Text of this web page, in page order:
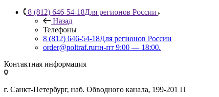
8 (812) 646-54-18Для регионов России
Назад
Телефоны
8 (812) 646-54-18Для регионов России
order@poltraf.ruпн-пт 9:00 — 18:00.
Контактная информация
г. Санкт-Петербург, наб. Обводного канала, 199-201 П